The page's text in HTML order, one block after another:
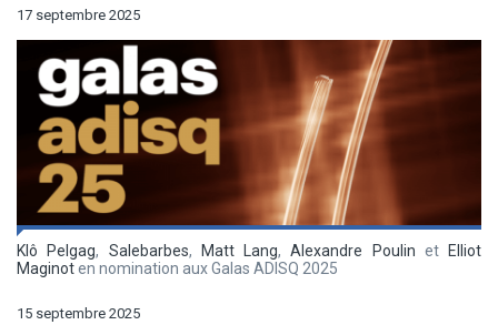
17 septembre 2025
Klô Pelgag, Salebarbes, Matt Lang,Alexandre Poulin et
Elliot
Maginoten nomination aux Galas ADISQ 2025
15 septembre 2025